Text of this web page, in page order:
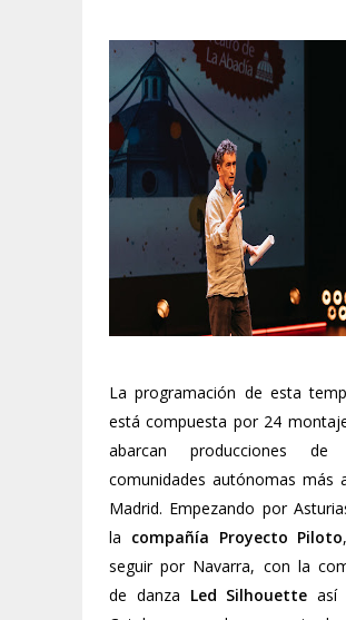
La programación de esta
está compuesta por 24
abarcan producciones de
comunidades autónomas más
Madrid. Empezando por
la compañía Proyecto Piloto
seguir por Navarra, con la
de danza Led Silhouette así